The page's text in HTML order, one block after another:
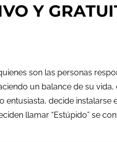
Y
son las personas
un balance de su
decide
llamar “Estúpido” se